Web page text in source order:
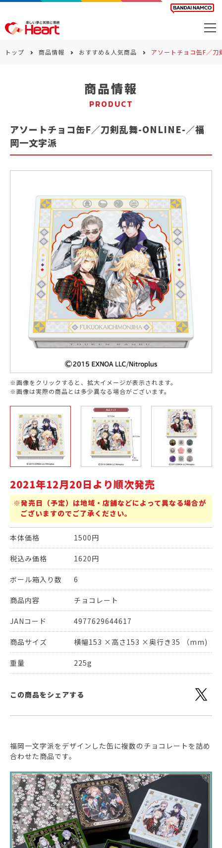
サステナビリティ
お問い合わせ
トップ 商品情報 おすすめ＆人気商品 アソートチョコ缶F／
商品情報
PRODUCT
アソートチョコ缶F／刀剣乱舞-ONLINE-／福
岡一文字派
※画像をクリックすると、拡大イメージが表示されます。
※画像は実際の商品とは多少異なる場合がございます。
2021年12月20日より順次発売
※発売日（予定）は地域・店舗などによって異なる場合が
ございますのでご了承ください。
本体価格 1500円
税込み価格 1620円
ボール箱入り数 6
商品内容 チョコレート
JANコード 4977629644617
商品サイズ 横幅153 ×高さ153 ×奥行き35 （mm)
重量 225g
この商品をシェアする
福岡一文字派をデザインした缶に複数のチョコレートを詰め
合わせた商品です。